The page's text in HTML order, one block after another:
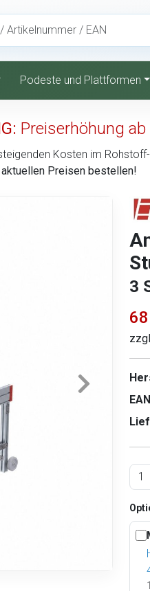
Podeste und Plattformen
Preiserhöhung
Kosten im
Preisen bestellen!
3